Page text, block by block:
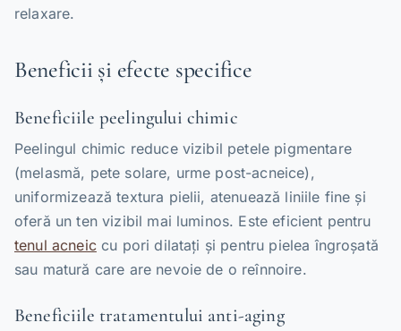
relaxare.
Beneficii și efecte specifice
Beneficiile peelingului chimic
Peelingul chimic reduce vizibil petele pigmentare
(melasmă, pete solare, urme post-acneice),
uniformizează textura pielii, atenuează liniile fine și
oferă un ten vizibil mai luminos. Este eficient pentru
tenul acneiccu pori dilatați și pentru pielea îngroșată
sau matură care are nevoie de o reînnoire.
Beneficiile tratamentului anti-aging